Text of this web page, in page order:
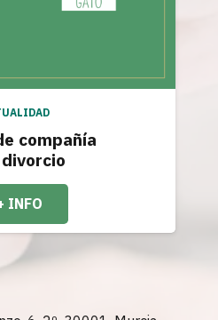
compañía
INFO